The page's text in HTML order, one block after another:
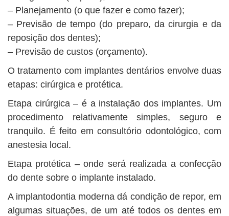
– Planejamento (o que fazer e como fazer);
– Previsão de tempo (do preparo, da cirurgia e da
reposição dos dentes);
– Previsão de custos (orçamento).
O tratamento com implantes dentários envolve duas
etapas: cirúrgica e protética.
Etapa cirúrgica – é a instalação dos implantes. Um
procedimento relativamente simples, seguro e
tranquilo. É feito em consultório odontológico, com
anestesia local.
Etapa protética – onde será realizada a confecção
do dente sobre o implante instalado.
A implantodontia moderna dá condição de repor, em
algumas situações, de um até todos os dentes em